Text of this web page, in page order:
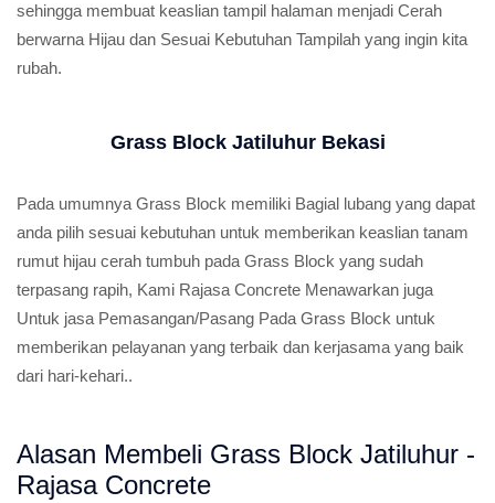
sehingga membuat keaslian tampil halaman menjadi Cerah
berwarna Hijau dan Sesuai Kebutuhan Tampilah yang ingin kita
rubah.
Grass Block Jatiluhur Bekasi
Pada umumnya Grass Block memiliki Bagial lubang yang dapat
anda pilih sesuai kebutuhan untuk memberikan keaslian tanam
rumut hijau cerah tumbuh pada Grass Block yang sudah
terpasang rapih, Kami Rajasa Concrete Menawarkan juga
Untuk jasa Pemasangan/Pasang Pada Grass Block untuk
memberikan pelayanan yang terbaik dan kerjasama yang baik
dari hari-kehari..
Alasan Membeli Grass Block Jatiluhur -
Rajasa Concrete